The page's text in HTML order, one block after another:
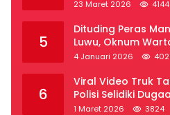
23 Maret 2026 4144
5
Dituding Peras
Luwu, Oknum
4 Januari 2026
6
Viral Video Truk
Polisi Selidiki
Subsidi di Palopo
1 Maret 2026 3824